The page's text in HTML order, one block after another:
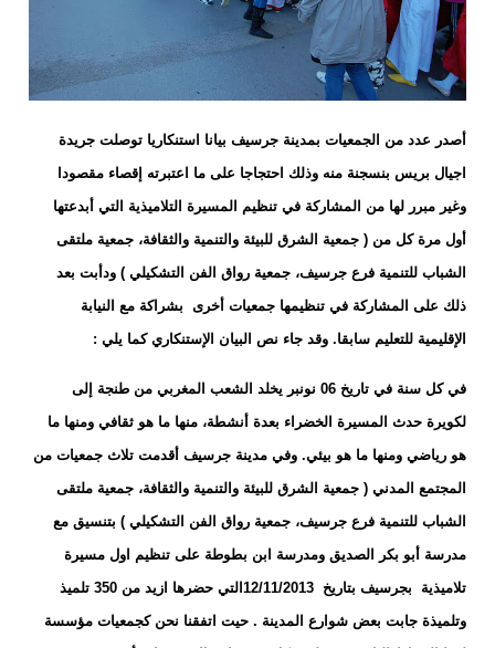
أصدر عدد من الجمعيات بمدينة جرسيف بيانا استنكاريا توصلت جريدة
اجيال بريس بنسجنة منه وذلك احتجاجا على ما اعتبرته إقصاء مقصودا
وغير مبرر لها من المشاركة في تنظيم المسيرة التلاميذية التي أبدعتها
أول مرة كل من ( جمعية الشرق للبيئة والتنمية والثقافة، جمعية ملتقى
الشباب للتنمية فرع جرسيف، جمعية رواق الفن التشكيلي ) ودأبت بعد
ذلك على المشاركة في تنظيمها جمعيات أخرى بشراكة مع النيابة
الإقليمية للتعليم سابقا. وقد جاء نص البيان الإستنكاري كما يلي :
في كل سنة في تاريخ 06 نونبر يخلد الشعب المغربي من طنجة إلى
لكويرة حدث المسيرة الخضراء بعدة أنشطة، منها ما هو ثقافي ومنها ما
هو رياضي ومنها ما هو بيئي. وفي مدينة جرسيف أقدمت تلاث جمعيات من
المجتمع المدني ( جمعية الشرق للبيئة والتنمية والثقافة، جمعية ملتقى
الشباب للتنمية فرع جرسيف، جمعية رواق الفن التشكيلي ) بتنسيق مع
مدرسة أبو بكر الصديق ومدرسة ابن بطوطة على تنظيم اول مسيرة
تلاميذية بجرسيف بتاريخ 12/11/2013التي حضرها ازيد من 350 تلميذ
وتلميذة جابت بعض شوارع المدينة . حيت اتفقنا نحن كجمعيات مؤسسة